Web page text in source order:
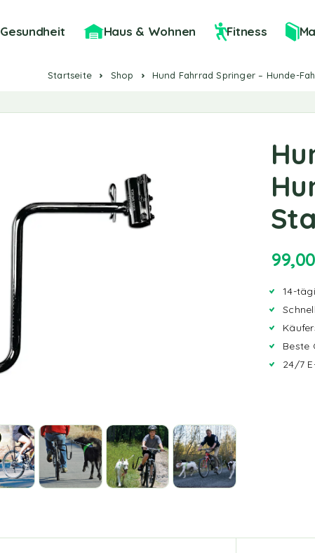
Gesundheit Haus & Wohnen Fitness
Startseite Shop Hund Fahrrad Springer – Hunde-
99,00
14-
Beste
24/7